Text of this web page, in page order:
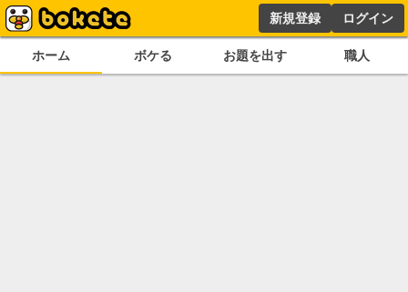
新規登録 ログイン
ホーム ボケる お題を出す 職人